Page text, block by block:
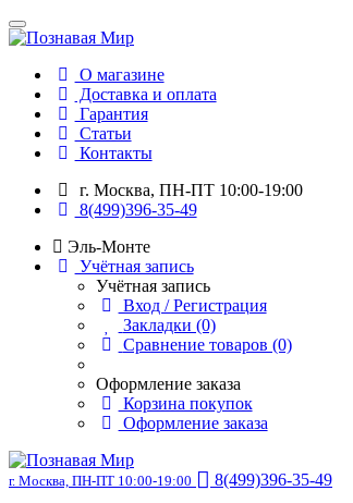
О магазине
Доставка и оплата
Гарантия
Статьи
Контакты
г. Москва, ПН-ПТ 10:00-19:00
8(499)396-35-49
Эль-Монте
Учётная запись
Учётная запись
Вход / Регистрация
Закладки (0)
Сравнение товаров (0)
Оформление заказа
Корзина покупок
Оформление заказа
г. Москва, ПН-ПТ 10:00-19:00
8(499)396-35-49